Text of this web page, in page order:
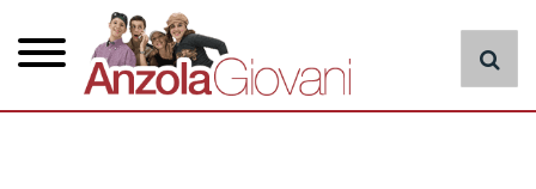
contenuto
principale
principale
cerca